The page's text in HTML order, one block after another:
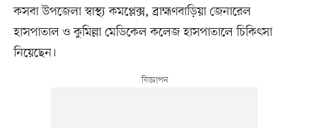
কসবা উপজেলা স্বাস্থ্য কমপ্লেক্স, ব্রাহ্মণবাড়িয়া জেনারেল
হাসপাতাল ও কুমিল্লা মেডিকেল কলেজ হাসপাতালে চিকিৎসা
নিয়েছেন।